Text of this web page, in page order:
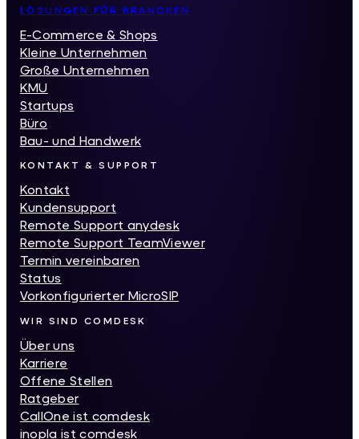
LÖSUNGEN FÜR BRANCHEN
E-Commerce & Shops
Kleine Unternehmen
Große Unternehmen
KMU
Startups
Büro
Bau- und Handwerk
KONTAKT & SUPPORT
Kontakt
Kundensupport
Remote Support anydesk
Remote Support TeamViewer
Termin vereinbaren
Status
Vorkonfigurierter MicroSIP
WIR SIND COMDESK
Über uns
Karriere
Offene Stellen
Ratgeber
CallOne ist comdesk
inopla ist comdesk